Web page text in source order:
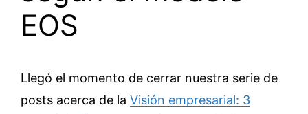
EOS
Llegó el momento de cerrar nuestra serie de
posts acerca de la Visión empresarial: 3